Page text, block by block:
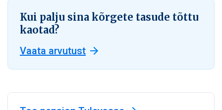
Kui palju sina kõrgete tasude tõttu
kaotad?
Vaata arvutust